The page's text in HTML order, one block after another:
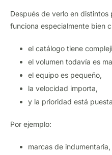
Después de verlo en
funciona especialmente bien
el catálogo tiene
el volumen todavía es
el equipo es pequeño,
la velocidad importa,
y la prioridad está
Por ejemplo:
marcas de indumentaria,